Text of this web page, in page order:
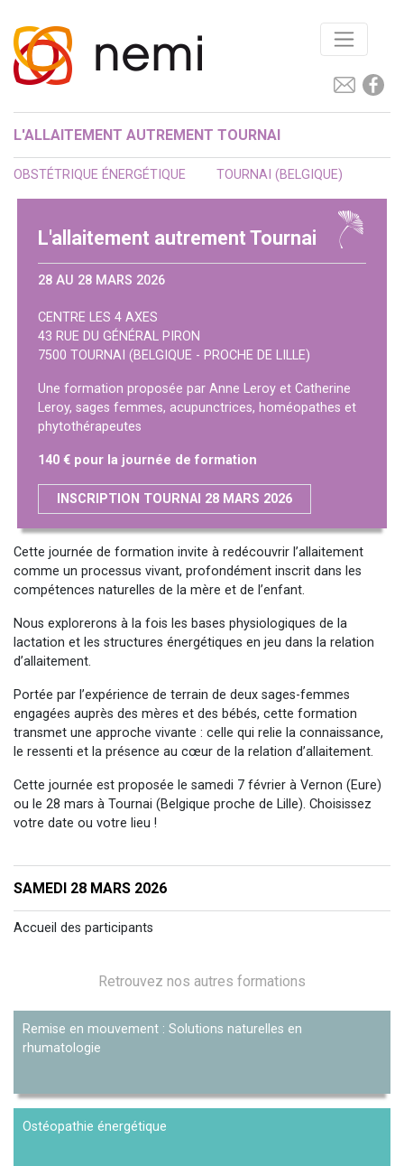
L'ALLAITEMENT AUTREMENT TOURNAI
OBSTÉTRIQUE ÉNERGÉTIQUE TOURNAI (BELGIQUE)
L'allaitement autrement Tournai
28 AU 28 MARS 2026
CENTRE LES 4 AXES
43 RUE DU GÉNÉRAL PIRON
7500 TOURNAI (BELGIQUE - PROCHE DE LILLE)
Une formation proposée par Anne Leroy et Catherine
Leroy, sages femmes, acupunctrices, homéopathes et
phytothérapeutes
140 € pour la journée de formation
INSCRIPTION TOURNAI 28 MARS 2026
Cette journée de formation invite à redécouvrir l’allaitement
comme un processus vivant, profondément inscrit dans les
compétences naturelles de la mère et de l’enfant.
Nous explorerons à la fois les bases physiologiques de la
lactation et les structures énergétiques en jeu dans la relation
d’allaitement.
Portée par l’expérience de terrain de deux sages-femmes
engagées auprès des mères et des bébés, cette formation
transmet une approche vivante : celle qui relie la connaissance,
le ressenti et la présence au cœur de la relation d’allaitement.
Cette journée est proposée le samedi 7 février à Vernon (Eure)
ou le 28 mars à Tournai (Belgique proche de Lille). Choisissez
votre date ou votre lieu !
SAMEDI 28 MARS 2026
Accueil des participants
Retrouvez nos autres formations
Remise en mouvement : Solutions naturelles en
rhumatologie
Ostéopathie énergétique